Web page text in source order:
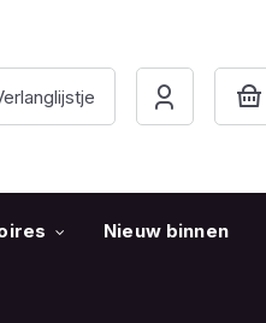
Nieuw binnen